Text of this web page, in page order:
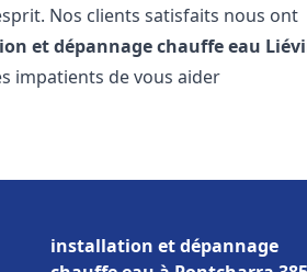
Nos clients satisfaits nous ont
et dépannage chauffe eau
impatients de vous aider
installation et dépannage